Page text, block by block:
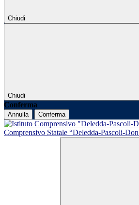
Chiudi
Chiudi
Conferma
Annulla Conferma
Comprensivo Statale “Deledda-Pascoli-